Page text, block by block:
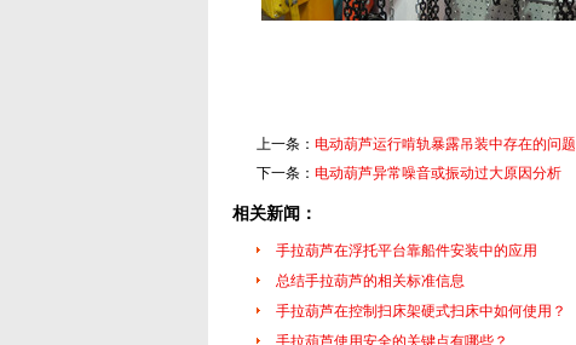
上一条： 电动葫芦运行啃轨暴露吊装中存在的问题
下一条： 电动葫芦异常噪音或振动过大原因分析
相关新闻：
手拉葫芦在浮托平台靠船件安装中的应用
总结手拉葫芦的相关标准信息
手拉葫芦在控制扫床架硬式扫床中如何使用？
手拉葫芦使用安全的关键点有哪些？